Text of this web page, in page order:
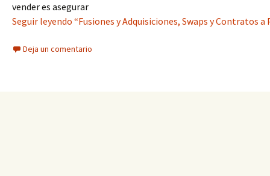
vender es asegurar
Seguir leyendo “Fusiones y Adquisiciones, Swaps y Contratos a
Deja un comentario